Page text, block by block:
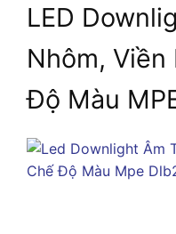
LED
Nhôm, Viền
Độ Màu